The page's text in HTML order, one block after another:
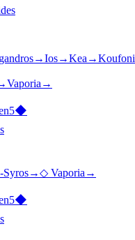
→Ios→Kea →
Vaporia →
5◆
Syros→◇ Vaporia →
5◆